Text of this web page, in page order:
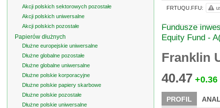
Fundusze
Equity Fund -
Franklin
40.47 +0.36
PROFIL
FRTUQU.FFU:
Akcji polskich sektorowych pozostałe
Akcji polskich uniwersalne
Akcji polskich pozostałe
Papierów dłużnych
Dłużne europejskie uniwersalne
Dłużne globalne pozostałe
Dłużne globalne uniwersalne
Dłużne polskie korporacyjne
Dłużne polskie papiery skarbowe
Dłużne polskie pozostałe
Dłużne polskie uniwersalne